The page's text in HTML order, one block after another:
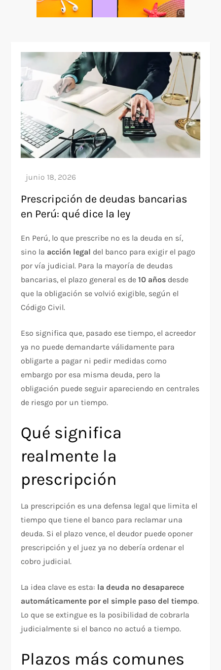
Prescripción de deudas bancarias
en Perú: qué dice la ley
En Perú, lo que prescribe no es la deuda en sí,
sino la acción legal del banco para exigir el pago
por vía judicial. Para la mayoría de deudas
bancarias, el plazo general es de10 años desde
que la obligación se volvió exigible, según el
Código Civil.
Eso significa que, pasado ese tiempo, el acreedor
ya no puede demandarte válidamente para
obligarte a pagar ni pedir medidas como
embargo por esa misma deuda, pero la
obligación puede seguir apareciendo en centrales
de riesgo por un tiempo.
Qué significa
realmente la
prescripción
La prescripción es una defensa legal que limita el
tiempo que tiene el banco para reclamar una
deuda. Si el plazo vence, el deudor puede oponer
prescripción y el juez ya no debería ordenar el
cobro judicial.
La idea clave es esta: la deuda no desaparece
automáticamente por el simple paso del tiempo.
Lo que se extingue es la posibilidad de cobrarla
judicialmente si el banco no actuó a tiempo.
Plazos más comunes